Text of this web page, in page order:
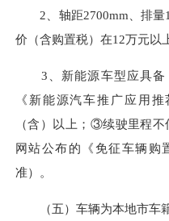
2、轴距2700mm、排量
价（含购置税）在12万元以
3、新能源车型应具备
《新能源汽车推广应用
（含）以上；③续驶里程
网站公布的《免征车辆购
准）。
（五）车辆为本地市车